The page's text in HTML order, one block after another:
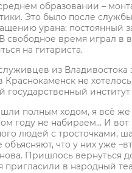
образовании –
Это было после
урана: постоянный
свободное время играл в
на гитариста.
из Владивостока
не
институт
полным ходом, я всё
году не набираем… И вот
людей с тросточками,
что у них уже
Пришлось вернуться
пригласили в народный